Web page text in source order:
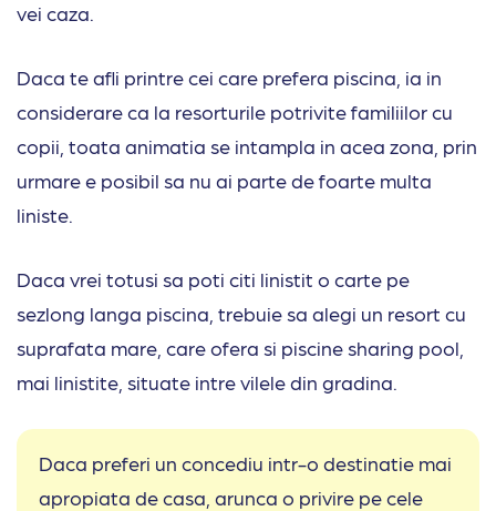
vei caza.
Daca te afli printre cei care prefera piscina, ia in
considerare ca la resorturile potrivite familiilor cu
copii, toata animatia se intampla in acea zona, prin
urmare e posibil sa nu ai parte de foarte multa
liniste.
Daca vrei totusi sa poti citi linistit o carte pe
sezlong langa piscina, trebuie sa alegi un resort cu
suprafata mare, care ofera si piscine sharing pool,
mai linistite, situate intre vilele din gradina.
Daca preferi un concediu intr-o destinatie mai
apropiata de casa, arunca o privire pe cele